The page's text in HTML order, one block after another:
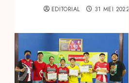
EDITORIAL 31 MEI 2022